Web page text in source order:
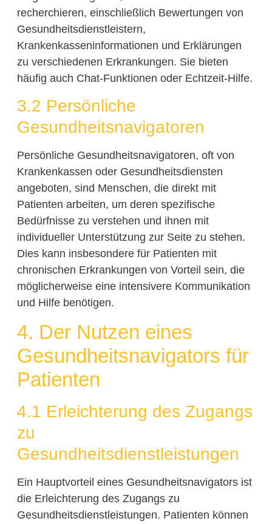
recherchieren, einschließlich Bewertungen von
Gesundheitsdienstleistern,
Krankenkasseninformationen und Erklärungen
zu verschiedenen Erkrankungen. Sie bieten
häufig auch Chat-Funktionen oder Echtzeit-Hilfe.
3.2 Persönliche
Gesundheitsnavigatoren
Persönliche Gesundheitsnavigatoren, oft von
Krankenkassen oder Gesundheitsdiensten
angeboten, sind Menschen, die direkt mit
Patienten arbeiten, um deren spezifische
Bedürfnisse zu verstehen und ihnen mit
individueller Unterstützung zur Seite zu stehen.
Dies kann insbesondere für Patienten mit
chronischen Erkrankungen von Vorteil sein, die
möglicherweise eine intensivere Kommunikation
und Hilfe benötigen.
4. Der Nutzen eines
Gesundheitsnavigators für
Patienten
4.1 Erleichterung des Zugangs
zu
Gesundheitsdienstleistungen
Ein Hauptvorteil eines Gesundheitsnavigators ist
die Erleichterung des Zugangs zu
Gesundheitsdienstleistungen. Patienten können